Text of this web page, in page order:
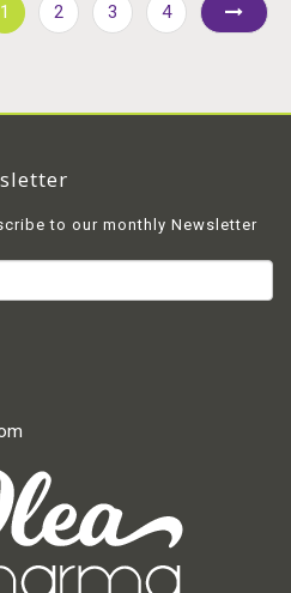
1 2 3 4
to our monthly Newsletter